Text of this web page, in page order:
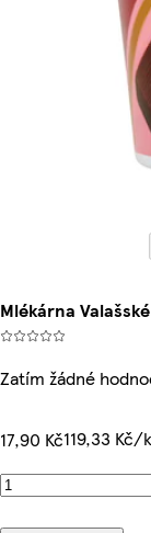
Mlékárna
Zatím žádné
17,90 Kč119,33 Kč/